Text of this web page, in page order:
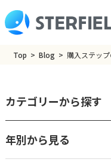
Top Blog 購入ステッ
カテゴリーから探す
年別から見る